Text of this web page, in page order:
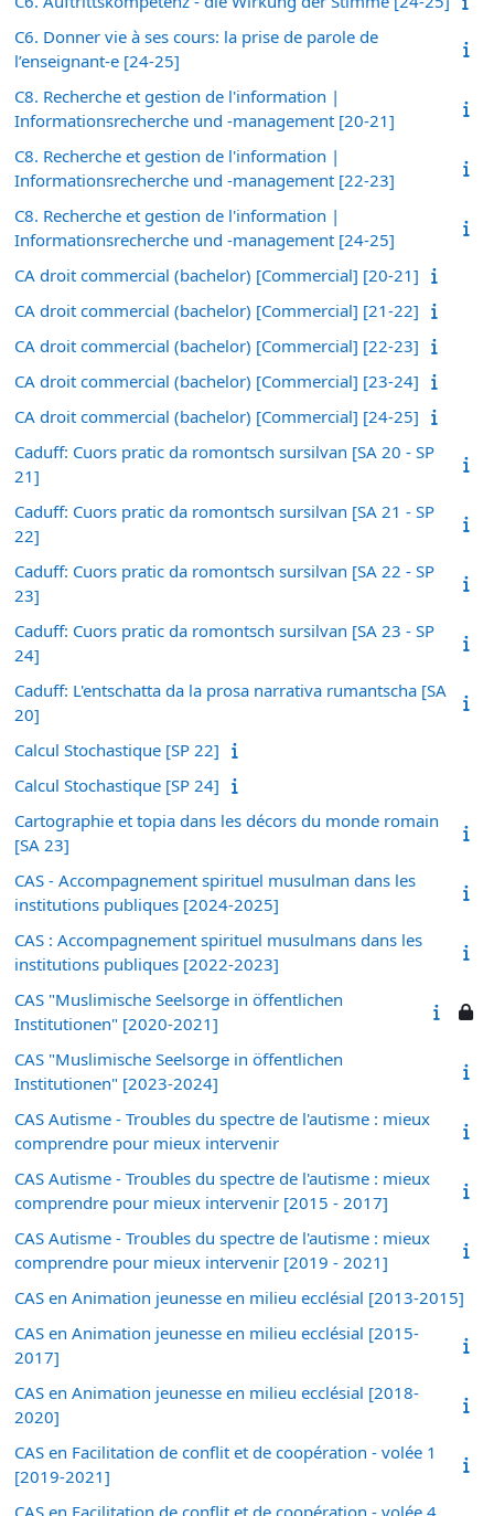
C6. Donner vie à ses cours: la prise de parole de
l’enseignant-e [24-25]
C8. Recherche et gestion de l'information |
Informationsrecherche und -management [20-21]
C8. Recherche et gestion de l'information |
Informationsrecherche und -management [22-23]
C8. Recherche et gestion de l'information |
Informationsrecherche und -management [24-25]
CA droit commercial (bachelor) [Commercial] [20-21]
CA droit commercial (bachelor) [Commercial] [21-22]
CA droit commercial (bachelor) [Commercial] [22-23]
CA droit commercial (bachelor) [Commercial] [23-24]
CA droit commercial (bachelor) [Commercial] [24-25]
Caduff: Cuors pratic da romontsch sursilvan [SA 20 - SP
21]
Caduff: Cuors pratic da romontsch sursilvan [SA 21 - SP
22]
Caduff: Cuors pratic da romontsch sursilvan [SA 22 - SP
23]
Caduff: Cuors pratic da romontsch sursilvan [SA 23 - SP
24]
Caduff: L'entschatta da la prosa narrativa rumantscha [SA
20]
Calcul Stochastique [SP 22]
Calcul Stochastique [SP 24]
Cartographie et topia dans les décors du monde romain
[SA 23]
CAS - Accompagnement spirituel musulman dans les
institutions publiques [2024-2025]
CAS : Accompagnement spirituel musulmans dans les
institutions publiques [2022-2023]
CAS "Muslimische Seelsorge in öffentlichen
Institutionen" [2020-2021]
CAS "Muslimische Seelsorge in öffentlichen
Institutionen" [2023-2024]
CAS Autisme - Troubles du spectre de l'autisme : mieux
comprendre pour mieux intervenir
CAS Autisme - Troubles du spectre de l'autisme : mieux
comprendre pour mieux intervenir [2015 - 2017]
CAS Autisme - Troubles du spectre de l'autisme : mieux
comprendre pour mieux intervenir [2019 - 2021]
CAS en Animation jeunesse en milieu ecclésial [2013-2015]
CAS en Animation jeunesse en milieu ecclésial [2015-
2017]
CAS en Animation jeunesse en milieu ecclésial [2018-
2020]
CAS en Facilitation de conflit et de coopération - volée 1
[2019-2021]
CAS en Facilitation de conflit et de coopération - volée 4